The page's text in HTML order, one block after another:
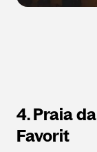
4. Praia
Favorit